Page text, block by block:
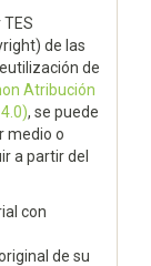
de las
de
Atribución
, se puede
medio o
a partir del
con
de su